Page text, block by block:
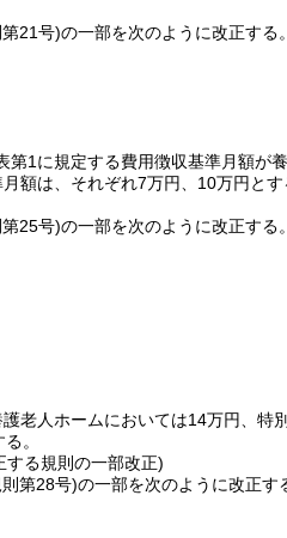
21号)の一部を次のように改正する。
1に規定する費用徴収基準月額が
額は、それぞれ7万円、10万円とす
25号)の一部を次のように改正する。
老人ホームにおいては14万円、
。
る規則の一部改正)
第28号)の一部を次のように改正す